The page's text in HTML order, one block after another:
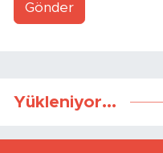
Gönder
Yükleniyor...